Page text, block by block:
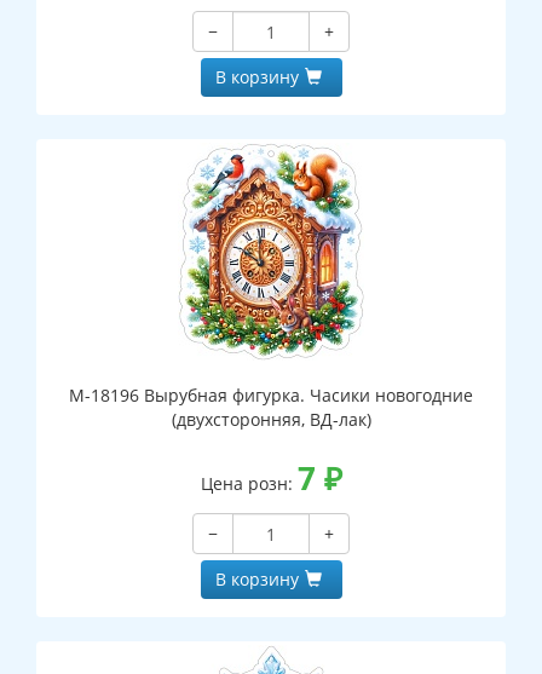
−
+
В корзину
М-18196 Вырубная фигурка. Часики новогодние
(двухсторонняя, ВД-лак)
Цена розн: 7 ₽
−
+
В корзину